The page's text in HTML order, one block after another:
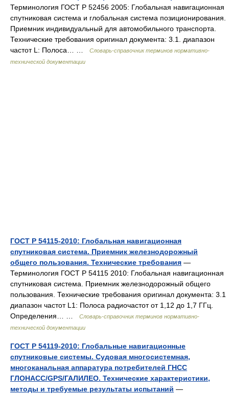
Терминология ГОСТ Р 52456 2005: Глобальная навигационная
спутниковая система и глобальная система позиционирования.
Приемник индивидуальный для автомобильного транспорта.
Технические требования оригинал документа: 3.1. диапазон
частот L: Полоса… …
Словарь-справочник терминов нормативно-
технической документации
ГОСТ Р 54115-2010: Глобальная навигационная
спутниковая система. Приемник железнодорожный
общего пользования. Технические требования —
Терминология ГОСТ Р 54115 2010: Глобальная навигационная
спутниковая система. Приемник железнодорожный общего
пользования. Технические требования оригинал документа: 3.1
диапазон частот L1: Полоса радиочастот от 1,12 до 1,7 ГГц.
Определения… …
Словарь-справочник терминов нормативно-
технической документации
ГОСТ Р 54119-2010: Глобальные навигационные
спутниковые системы. Судовая многосистемная,
многоканальная аппаратура потребителей ГНСС
ГЛОНАСС/GPS/ГАЛИЛЕО. Технические характеристики,
методы и требуемые результаты испытаний —